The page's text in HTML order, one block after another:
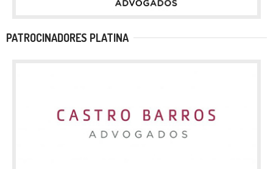
PATROCINADORES PLATINA